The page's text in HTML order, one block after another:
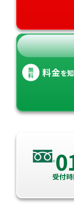
無
料 料金を
受付